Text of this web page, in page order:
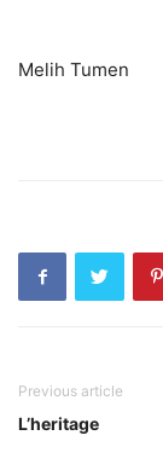
Melih Tumen
Previous article
L’heritage